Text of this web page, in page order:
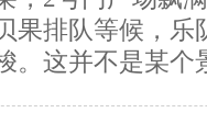
果排队等候，乐
。这并不是某个